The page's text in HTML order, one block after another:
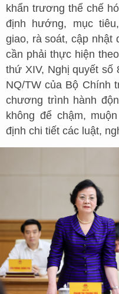
khẩn trương thể chế
định hướng, mục
giao, rà soát, cập nhật
cần phải thực hiện
thứ XIV, Nghị quyết số
NQ/TW của Bộ Chính
chương trình hành
không để chậm,
định chi tiết các luật,